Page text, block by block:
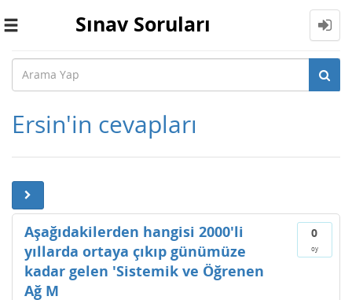
Toggle
Sınav Soruları
Ersin'in cevapları
0
oy
Aşağıdakilerden hangisi 2000'li
yıllarda ortaya çıkıp günümüze
kadar gelen 'Sistemik ve Öğrenen
Ağ M